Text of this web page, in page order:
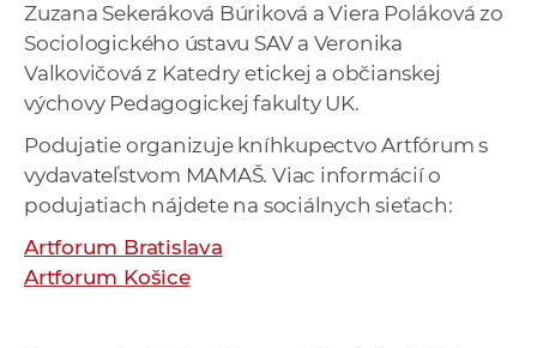
Zuzana Sekeráková Búriková a Viera Poláková zo
Sociologického ústavu SAV a Veronika
Valkovičová z Katedry etickej a občianskej
výchovy Pedagogickej fakulty UK.
Podujatie organizuje kníhkupectvo Artfórum s
vydavateľstvom MAMAŠ. Viac informácií o
podujatiach nájdete na sociálnych sieťach:
Artforum Bratislava
Artforum Košice